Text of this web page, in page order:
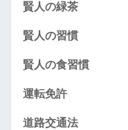
賢人の緑茶
賢人の習慣
賢人の食習慣
運転免許
道路交通法